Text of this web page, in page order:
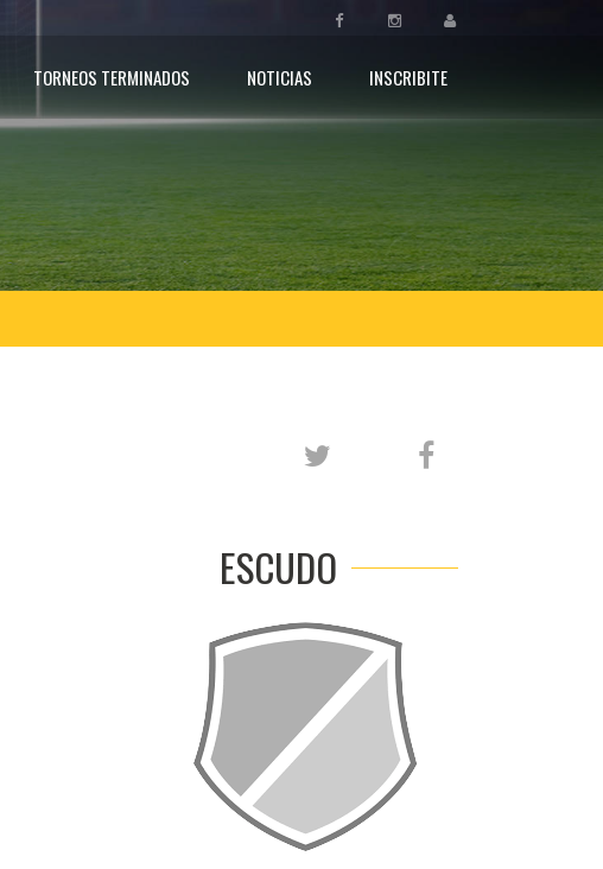
TORNEOS TERMINADOS NOTICIAS INSCRIBITE
ESCUDO